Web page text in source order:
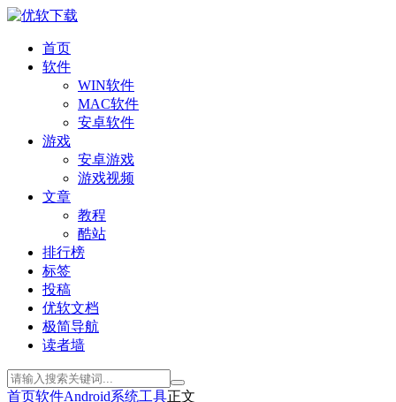
首页
软件
WIN软件
MAC软件
安卓软件
游戏
安卓游戏
游戏视频
文章
教程
酷站
排行榜
标签
投稿
优软文档
极简导航
读者墙
首页软件Android系统工具正文